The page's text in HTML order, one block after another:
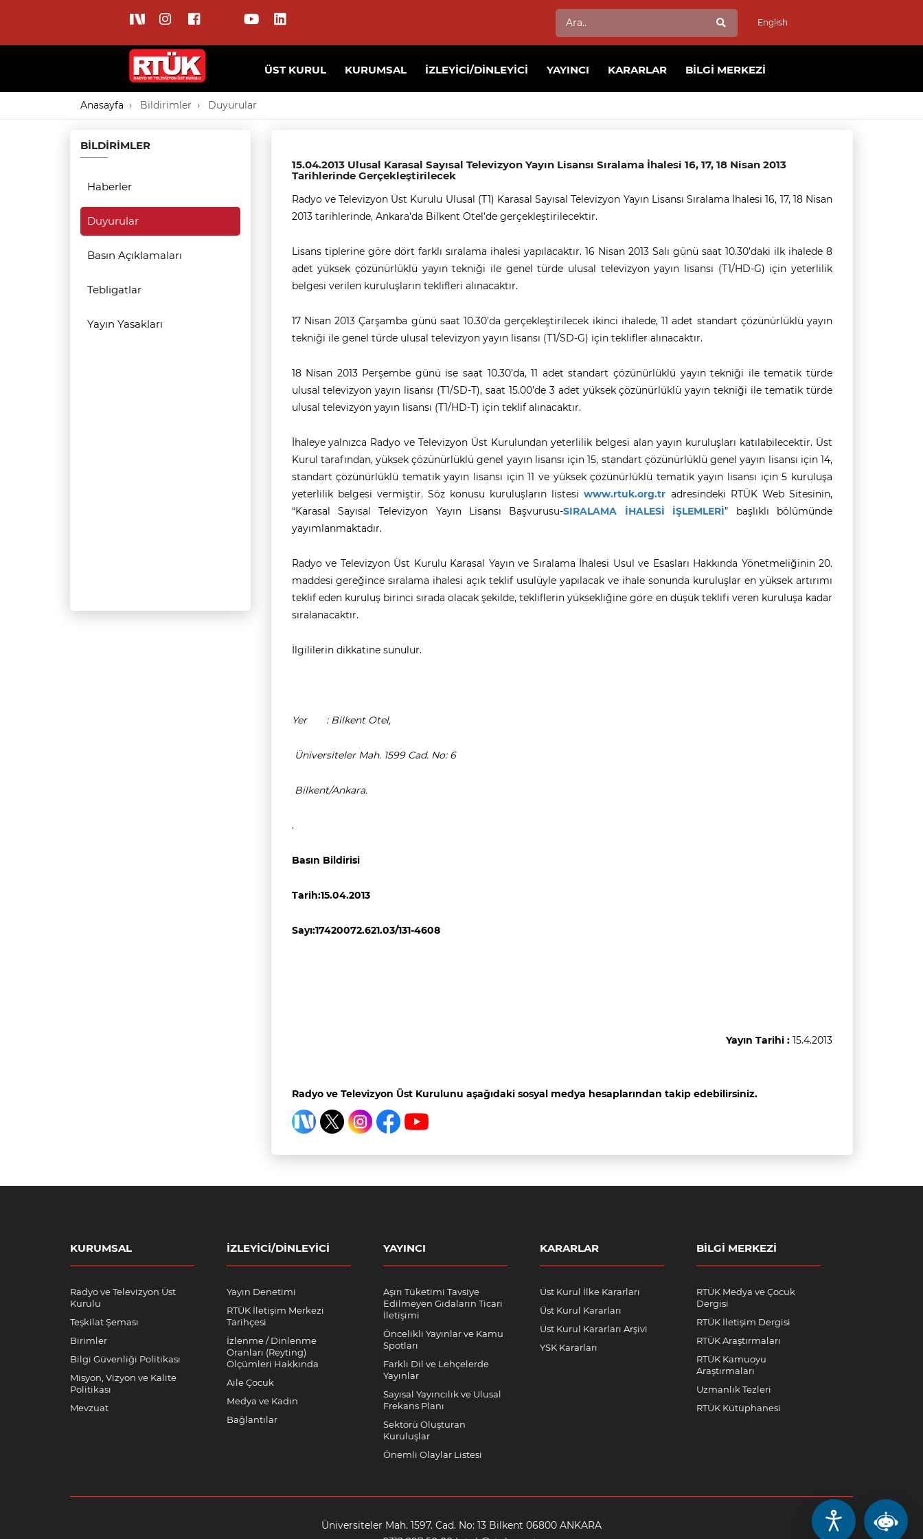
English
ÜST KURUL KURUMSAL İZLEYICI/DINLEYICI YAYINCI KARARLAR BILGI MERKEZI
Anasayfa Bildirimler Duyurular
BILDIRIMLER
Haberler
Duyurular
Basın Açıklamaları
Tebligatlar
Yayın Yasakları
15.04.2013 Ulusal Karasal Sayısal Televizyon Yayın Lisansı Sıralama İhalesi 16, 17, 18 Nisan 2013
Tarihlerinde Gerçekleştirilecek
Radyo ve Televizyon Üst Kurulu Ulusal (T1) Karasal Sayısal Televizyon Yayın Lisansı Sıralama İhalesi 16, 17, 18 Nisan
2013 tarihlerinde, Ankara’da Bilkent Otel’de gerçekleştirilecektir.
Lisans tiplerine göre dört farklı sıralama ihalesi yapılacaktır. 16 Nisan 2013 Salı günü saat 10.30’daki ilk ihalede 8
adet yüksek çözünürlüklü yayın tekniği ile genel türde ulusal televizyon yayın lisansı (T1/HD-G) için yeterlilik
belgesi verilen kuruluşların teklifleri alınacaktır.
17 Nisan 2013 Çarşamba günü saat 10.30’da gerçekleştirilecek ikinci ihalede, 11 adet standart çözünürlüklü yayın
tekniği ile genel türde ulusal televizyon yayın lisansı (T1/SD-G) için teklifler alınacaktır.
18 Nisan 2013 Perşembe günü ise saat 10.30’da, 11 adet standart çözünürlüklü yayın tekniği ile tematik türde
ulusal televizyon yayın lisansı (T1/SD-T), saat 15.00’de 3 adet yüksek çözünürlüklü yayın tekniği ile tematik türde
ulusal televizyon yayın lisansı (T1/HD-T) için teklif alınacaktır.
İhaleye yalnızca Radyo ve Televizyon Üst Kurulundan yeterlilik belgesi alan yayın kuruluşları katılabilecektir. Üst
Kurul tarafından, yüksek çözünürlüklü genel yayın lisansı için 15, standart çözünürlüklü genel yayın lisansı için 14,
standart çözünürlüklü tematik yayın lisansı için 11 ve yüksek çözünürlüklü tematik yayın lisansı için 5 kuruluşa
yeterlilik belgesi vermiştir. Söz konusu kuruluşların listesiwww.rtuk.org.tr adresindeki RTÜK Web Sitesinin,
“Karasal Sayısal Televizyon Yayın Lisansı Başvurusu-SIRALAMA İHALESİ İŞLEMLERİ” başlıklı bölümünde
yayımlanmaktadır.
Radyo ve Televizyon Üst Kurulu Karasal Yayın ve Sıralama İhalesi Usul ve Esasları Hakkında Yönetmeliğinin 20.
maddesi gereğince sıralama ihalesi açık teklif usulüyle yapılacak ve ihale sonunda kuruluşlar en yüksek artırımı
teklif eden kuruluş birinci sırada olacak şekilde, tekliflerin yüksekliğine göre en düşük teklifi veren kuruluşa kadar
sıralanacaktır.
İlgililerin dikkatine sunulur.
Yer : Bilkent Otel,
Üniversiteler Mah. 1599 Cad. No: 6
Bilkent/Ankara.
.
Basın Bildirisi
Tarih:15.04.2013
Sayı:17420072.621.03/131-4608
Yayın Tarihi : 15.4.2013
Radyo ve Televizyon Üst Kurulunu aşağıdaki sosyal medya hesaplarından takip edebilirsiniz.
KURUMSAL
Radyo ve Televizyon Üst
Kurulu
Teşkilat Şeması
Birimler
Bilgi Güvenliği Politikası
Misyon, Vizyon ve Kalite
Politikası
Mevzuat
İZLEYICI/DINLEYICI
Yayın Denetimi
RTÜK İletişim Merkezi
Tarihçesi
İzlenme / Dinlenme
Oranları (Reyting)
Ölçümleri Hakkında
Aile Çocuk
Medya ve Kadın
Bağlantılar
YAYINCI
Aşırı Tüketimi Tavsiye
Edilmeyen Gıdaların Ticari
İletişimi
Öncelikli Yayınlar ve Kamu
Spotları
Farklı Dil ve Lehçelerde
Yayınlar
Sayısal Yayıncılık ve Ulusal
Frekans Planı
Sektörü Oluşturan
Kuruluşlar
Önemli Olaylar Listesi
KARARLAR
Üst Kurul İlke Kararları
Üst Kurul Kararları
Üst Kurul Kararları Arşivi
YSK Kararları
BILGI MERKEZI
RTÜK Medya ve Çocuk
Dergisi
RTÜK İletişim Dergisi
RTÜK Araştırmaları
RTÜK Kamuoyu
Araştırmaları
Uzmanlık Tezleri
RTÜK Kütüphanesi
Üniversiteler Mah. 1597. Cad. No: 13 Bilkent 06800 ANKARA